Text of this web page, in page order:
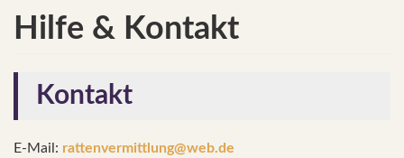
Hilfe & Kontakt
Kontakt
E-Mail: rattenvermittlung@web.de